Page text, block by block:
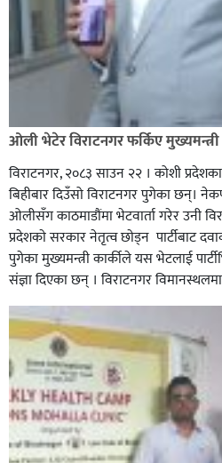
ओली भेटेर विराटनगर फर्किए मुख्यमन्त्री
विराटनगर, २०८३ साउन २२ । कोशी
बिहीबार दिउँसो विराटनगर पुगेका छन्।
ओलीसँग काठमाडौंमा भेटवार्ता गरेर उनी
प्रदेशकाे सरकार नेतृत्व छाेड्न पार्टीबाट
पुगेका मुख्यमन्त्री कार्कीले यस भेटलाई
संज्ञा दिएका छन् । विराटनगर